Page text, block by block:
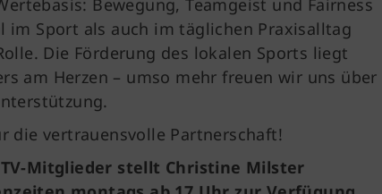
im Sport als auch im täglichen Praxisalltag
Die Förderung des lokalen Sports liegt
am Herzen – umso mehr freuen wir uns über
die vertrauensvolle Partnerschaft!
Mitglieder stellt Christine Milster